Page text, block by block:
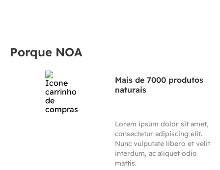
Porque NOA
Mais de 7000 produtos
naturais
Lorem ipsum dolor sit amet,
consectetur adipiscing elit.
Nunc vulputate libero et velit
interdum, ac aliquet odio
mattis.